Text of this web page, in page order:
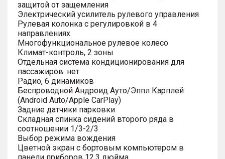
защитой от защемления
Электрический усилитель рулевого управления
Рулевая колонка с регулировкой в 4
направлениях
Многофункциональное рулевое колесо
Климат-контроль, 2 зоны
Отдельная система кондиционирования для
пассажиров: нет
Радио, 6 динамиков
Беспроводной Андроид Ауто/Эппл Карплей
(Android Auto/Apple CarPlay)
Задние датчики парковки
Складная спинка сидений второго ряда в
соотношении 1/3-2/3
Выбор режима вождения
Цветной экран с бортовым компьютером в
панели приборов 12.3 дюйма